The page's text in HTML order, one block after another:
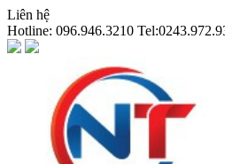
Liên hệ
Hotline: 096.946.3210